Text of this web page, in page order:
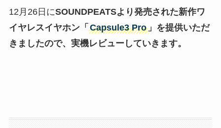
12月26日にSOUNDPEATSより発売された新作ワ
イヤレスイヤホン「 Capsule3 Pro」を提供いただ
きましたので、実機レビュー していきます。